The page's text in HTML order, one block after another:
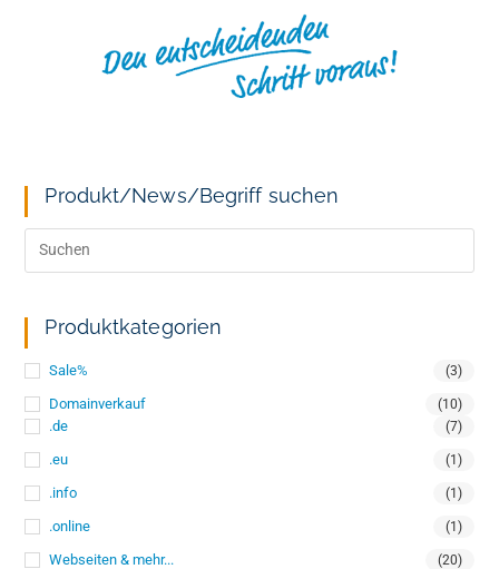
Produkt/News/Begriff suchen
Produktkategorien
Sale% (3)
Domainverkauf (10)
.de (7)
.eu (1)
.info (1)
.online (1)
Webseiten & mehr... (20)